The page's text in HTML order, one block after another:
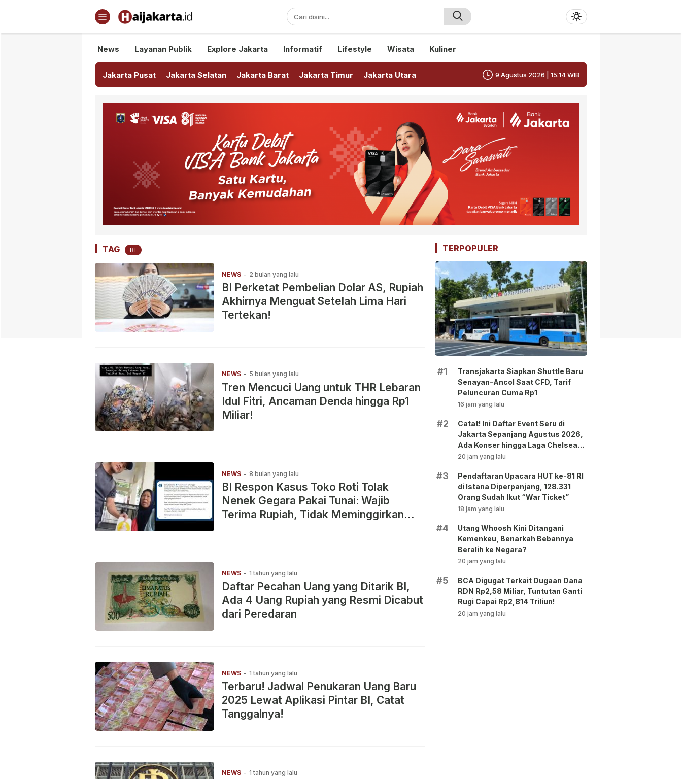
Haijakarta.id
Semua Tentang Jakarta Ada Disini!
News Layanan Publik Explore Jakarta Informatif Lifestyle Wisata Kuliner
Jakarta Pusat Jakarta Selatan Jakarta Barat Jakarta Timur Jakarta Utara 9 Agustus 2026 | 15:14 WIB
TAG BI
NEWS - 2 bulan yang lalu
BI Perketat Pembelian Dolar AS, Rupiah
Akhirnya Menguat Setelah Lima Hari
Tertekan!
NEWS - 5 bulan yang lalu
Tren Mencuci Uang untuk THR Lebaran
Idul Fitri, Ancaman Denda hingga Rp1
Miliar!
NEWS - 8 bulan yang lalu
BI Respon Kasus Toko Roti Tolak
Nenek Gegara Pakai Tunai: Wajib
Terima Rupiah, Tidak Meminggirkan
NEWS - 1 tahun yang lalu
Daftar Pecahan Uang yang Ditarik BI,
Ada 4 Uang Rupiah yang Resmi Dicabut
dari Peredaran
NEWS - 1 tahun yang lalu
Terbaru! Jadwal Penukaran Uang Baru
2025 Lewat Aplikasi Pintar BI, Catat
Tanggalnya!
NEWS - 1 tahun yang lalu
TERPOPULER
#1
Transjakarta Siapkan Shuttle Baru
Senayan-Ancol Saat CFD, Tarif
Peluncuran Cuma Rp1
16 jam yang lalu
#2
Catat! Ini Daftar Event Seru di
Jakarta Sepanjang Agustus 2026,
Ada Konser hingga Laga Chelsea
vs AC Milan
20 jam yang lalu
#3
Pendaftaran Upacara HUT ke-81 RI
di Istana Diperpanjang, 128.331
Orang Sudah Ikut “War Ticket”
18 jam yang lalu
#4
Utang Whoosh Kini Ditangani
Kemenkeu, Benarkah Bebannya
Beralih ke Negara?
20 jam yang lalu
#5
BCA Digugat Terkait Dugaan Dana
RDN Rp2,58 Miliar, Tuntutan Ganti
Rugi Capai Rp2,814 Triliun!
20 jam yang lalu